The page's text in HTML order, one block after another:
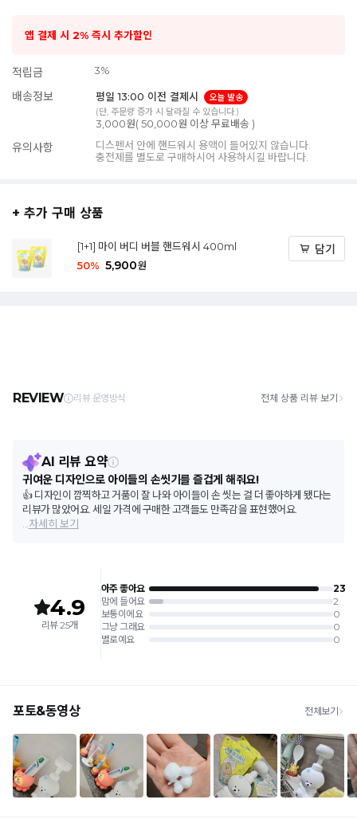
앱 결제 시 2% 즉시 추가할인
적립금 3%
배송정보 평일 13:00 이전 결제시
오늘 발송
(단, 주문량 증가 시 달라질 수 있습니다.)
3,000원( 50,000원 이상 무료배송 )
유의사항
디스펜서 안에 핸드워시 용액이 들어있지 않습니다.
충전제를 별도로 구매하시어 사용하시길 바랍니다.
+ 추가 구매 상품
[1+1] 마이 버디 버블 핸드워시 400ml
50% 5,900원
담기